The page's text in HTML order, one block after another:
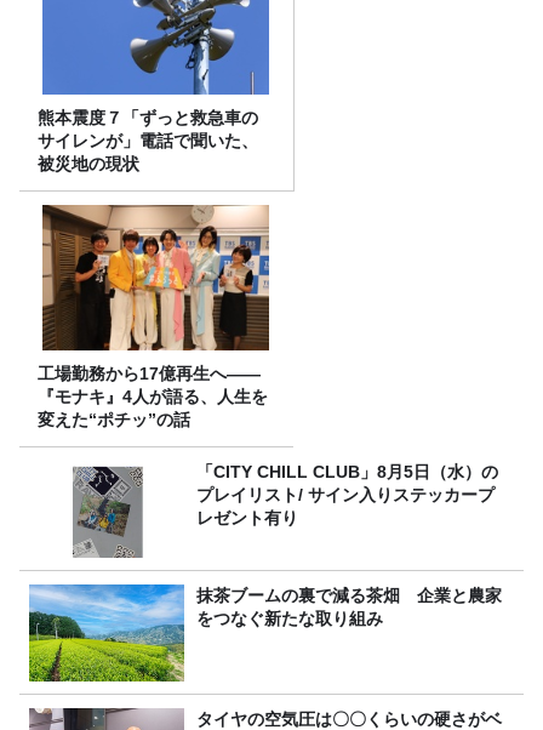
熊本震度７「ずっと救急車の
サイレンが」電話で聞いた、
被災地の現状
工場勤務から17億再生へ——
『モナキ』4人が語る、人生を
変えた“ポチッ”の話
「CITY CHILL CLUB」8月5日（水）の
プレイリスト/ サイン入りステッカープ
レゼント有り
抹茶ブームの裏で減る茶畑 企業と農家
をつなぐ新たな取り組み
タイヤの空気圧は〇〇くらいの硬さがベ